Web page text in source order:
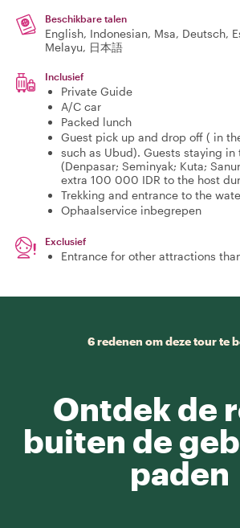
Beschikbare talen
English, Indonesian, Msa, Deutsch,
Melayu, 日本語
Inclusief
Private Guide
A/C car
Packed lunch
Guest pick up and drop off ( in
such as Ubud). Guests staying in
(Denpasar; Seminyak; Kuta;
extra 100 000 IDR to the host
Trekking and entrance to the
Ophaalservice inbegrepen
Exclusief
Entrance for other attractions
6 redenen om deze tour te
Ontdek de
buiten de
paden